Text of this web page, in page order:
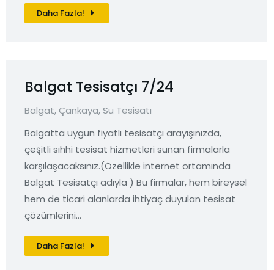
Daha Fazla!
Balgat Tesisatçı 7/24
Balgat, Çankaya,Su Tesisatı
Balgatta uygun fiyatlı tesisatçı arayışınızda,
çeşitli sıhhi tesisat hizmetleri sunan firmalarla
karşılaşacaksınız.(Özellikle internet ortamında
Balgat Tesisatçı adıyla ) Bu firmalar, hem bireysel
hem de ticari alanlarda ihtiyaç duyulan tesisat
çözümlerini…
Daha Fazla!